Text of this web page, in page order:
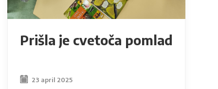
Prišla je cvetoča pomlad
23 april 2025